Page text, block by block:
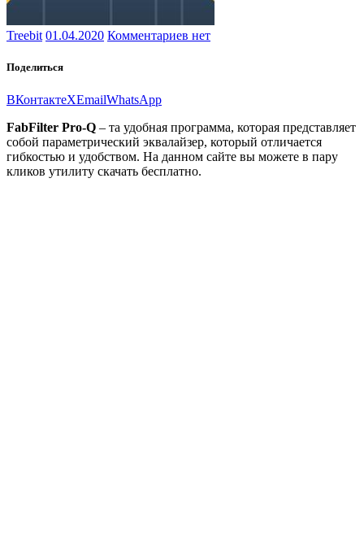
Treebit 01.04.2020 Комментариев нет
Поделиться
ВКонтактеXEmailWhatsApp
FabFilter Pro-Q – та удобная программа, которая представляет
собой параметрический эквалайзер, который отличается
гибкостью и удобством. На данном сайте вы можете в пару
кликов утилиту скачать бесплатно.